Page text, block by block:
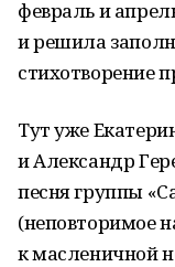
февраль и
и решила
стихотворение
Тут уже
и Александр
песня группы
(неповторимое
к масленичной